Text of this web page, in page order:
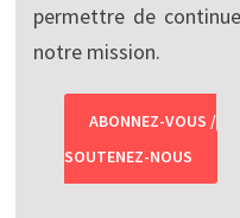
permettre de
notre mission.
ABONNEZ-VOUS /
SOUTENEZ-NOUS